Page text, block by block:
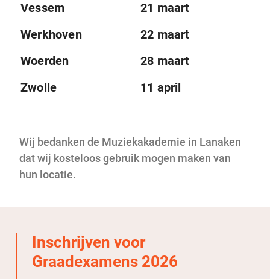
Vessem
21 maart
Werkhoven
22 maart
Woerden
28 maart
Zwolle
11 april
Wij bedanken de Muziekakademie in Lanaken
dat wij kosteloos gebruik mogen maken van
hun locatie.
Inschrijven voor
Graadexamens 2026